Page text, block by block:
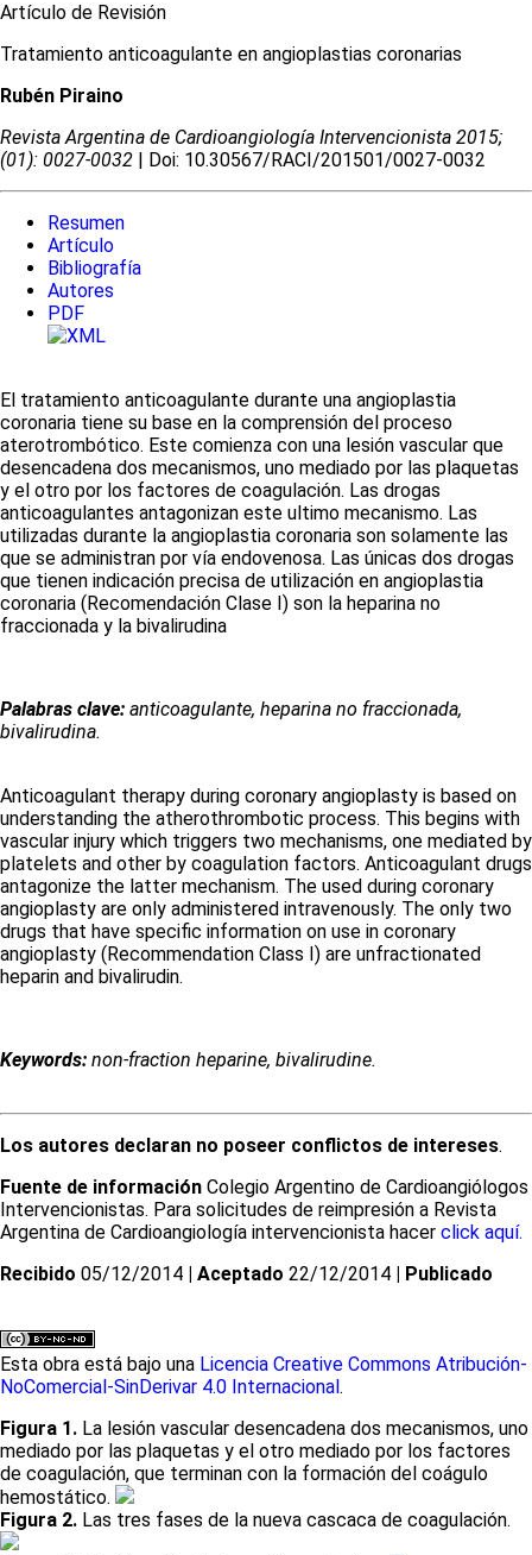
Artículo de Revisión
Tratamiento anticoagulante en angioplastias coronarias
Rubén Piraino
Revista Argentina de Cardioangiologí­a Intervencionista 2015;
(01): 0027-0032 | Doi: 10.30567/RACI/201501/0027-0032
Resumen
Artículo
Bibliografía
Autores
PDF
El tratamiento anticoagulante durante una angioplastia
coronaria tiene su base en la comprensión del proceso
aterotrombótico. Este comienza con una lesión vascular que
desencadena dos mecanismos, uno mediado por las plaquetas
y el otro por los factores de coagulación. Las drogas
anticoagulantes antagonizan este ultimo mecanismo. Las
utilizadas durante la angioplastia coronaria son solamente las
que se administran por vía endovenosa. Las únicas dos drogas
que tienen indicación precisa de utilización en angioplastia
coronaria (Recomendación Clase I) son la heparina no
fraccionada y la bivalirudina
Palabras clave: anticoagulante, heparina no fraccionada,
bivalirudina.
Anticoagulant therapy during coronary angioplasty is based on
understanding the atherothrombotic process. This begins with
vascular injury which triggers two mechanisms, one mediated by
platelets and other by coagulation factors. Anticoagulant drugs
antagonize the latter mechanism. The used during coronary
angioplasty are only administered intravenously. The only two
drugs that have specific information on use in coronary
angioplasty (Recommendation Class I) are unfractionated
heparin and bivalirudin.
Keywords: non-fraction heparine, bivalirudine.
Los autores declaran no poseer conflictos de intereses.
Fuente de información Colegio Argentino de Cardioangiólogos
Intervencionistas. Para solicitudes de reimpresión a Revista
Argentina de Cardioangiología intervencionista hacer click aquí.
Recibido 05/12/2014 | Aceptado 22/12/2014 | Publicado
Esta obra está bajo una Licencia Creative Commons Atribución-
NoComercial-SinDerivar 4.0 Internacional.
Figura 1. La lesión vascular desencadena dos mecanismos, uno
mediado por las plaquetas y el otro mediado por los factores
de coagulación, que terminan con la formación del coágulo
hemostático.
Figura 2. Las tres fases de la nueva cascaca de coagulación.